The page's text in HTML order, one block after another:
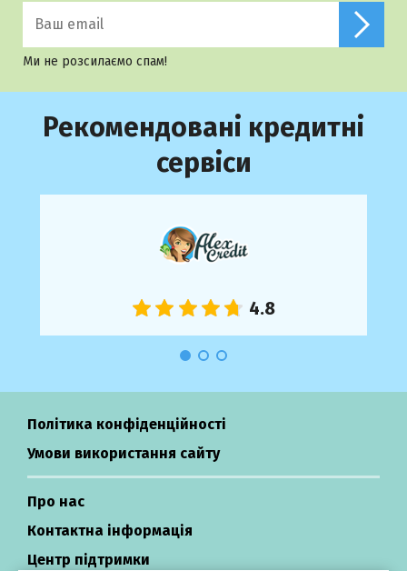
Ми не розсилаємо спам!
Рекомендовані кредитні
сервіси
Політика конфіденційності
Умови використання сайту
Про нас
Контактна інформація
Центр підтримки